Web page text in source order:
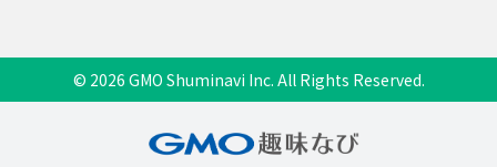
© 2026 GMO Shuminavi Inc. All Rights Reserved.